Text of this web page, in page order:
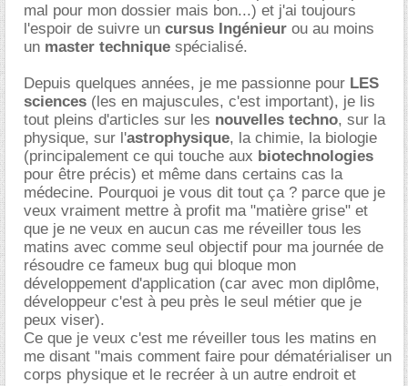
mal pour mon dossier mais bon...) et j'ai toujours
l'espoir de suivre un cursus Ingénieur ou au moins
un master technique spécialisé.
Depuis quelques années, je me passionne pour LES
sciences (les en majuscules, c'est important), je lis
tout pleins d'articles sur les nouvelles techno, sur la
physique, sur l'astrophysique, la chimie, la biologie
(principalement ce qui touche aux biotechnologies
pour être précis) et même dans certains cas la
médecine. Pourquoi je vous dit tout ça ? parce que je
veux vraiment mettre à profit ma "matière grise" et
que je ne veux en aucun cas me réveiller tous les
matins avec comme seul objectif pour ma journée de
résoudre ce fameux bug qui bloque mon
développement d'application (car avec mon diplôme,
développeur c'est à peu près le seul métier que je
peux viser).
Ce que je veux c'est me réveiller tous les matins en
me disant "mais comment faire pour dématérialiser un
corps physique et le recréer à un autre endroit et